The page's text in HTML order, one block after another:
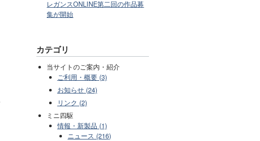
レガンスONLINE第二回の作品募
集が開始
カテゴリ
当サイトのご案内・紹介
ご利用・概要 (3)
お知らせ (24)
リンク (2)
ミニ四駆
情報・新製品 (1)
ニュース (216)